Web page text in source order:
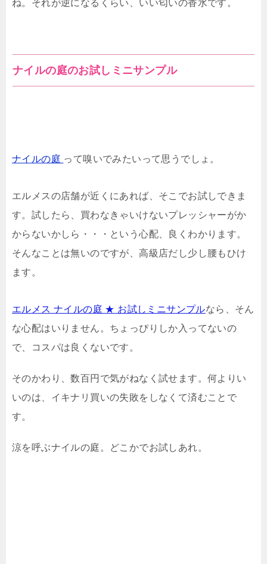
ね。それが逆になるくらい、いい匂いの香水です。
ナイルの庭のお試しミニサンプル
ナイルの庭 って嗅いでみたいって思うでしょ。
エルメスの店舗が近くにあれば、そこでお試しできま
す。試したら、買わなきゃいけないプレッシャーがか
からないかしら・・・という心配、良くわかります。
そんなことは無いのですが、高級店だし少し腰もひけ
ます。
エルメス ナイルの庭 ★ お試しミニサンプルなら、そん
な心配はいりません。ちょっぴりしか入ってないの
で、コスパは良くないです。
そのかわり、数百円で気がねなく試せます。何よりい
いのは、イキナリ買いの失敗をしなくて済むことで
す。
涼を呼ぶナイルの庭。どこかでお試しあれ。